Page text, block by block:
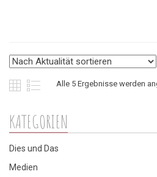
Alle 5 Ergebnisse werden
KATEGORIEN
Dies und Das
Medien